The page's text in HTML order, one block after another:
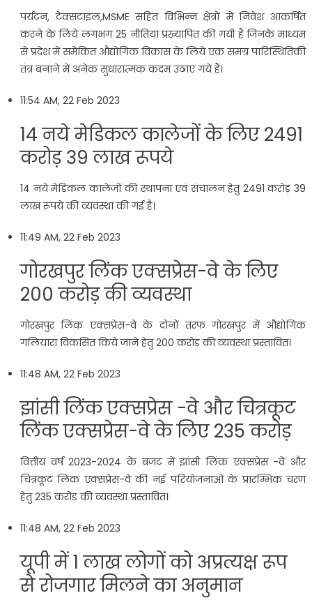
पर्यटन, टेक्सटाइल,MSME सहित विभिन्न क्षेत्रों में निवेश आकर्षित
करने के लिये लगभग 25 नीतियां प्रख्यापित की गयी हैं जिनके माध्यम
से प्रदेश में समेकित औद्योगिक विकास के लिये एक समग्र पारिस्थितिकी
तंत्र बनाने में अनेक सुधारात्मक कदम उठाए गये हैं।
11:54 AM, 22 Feb 2023
14 नये मेडिकल कालेजों के ल‍िए 2491
करोड़ 39 लाख रूपये
14 नये मेडिकल कालेजों की स्थापना एवं संचालन हेतु 2491 करोड़ 39
लाख रूपये की व्यवस्था की गई है।
11:49 AM, 22 Feb 2023
गोरखपुर लिंक एक्सप्रेस-वे के ल‍िए
200 करोड़ की व्यवस्था
गोरखपुर लिंक एक्सप्रेस-वे के दोनों तरफ गोरखपुर में औद्योगिक
गलियारा विकसित किये जाने हेतु 200 करोड़ की व्यवस्था प्रस्तावित।
11:48 AM, 22 Feb 2023
झांसी लिंक एक्सप्रेस -वे और चित्रकूट
लिंक एक्सप्रेस-वे के ल‍िए 235 करोड़
वित्तीय वर्ष 2023-2024 के बजट में झांसी लिंक एक्सप्रेस -वे और
चित्रकूट लिंक एक्सप्रेस-वे की नई परियोजनाओं के प्रारम्भिक चरण
हेतु 235 करोड़ की व्यवस्था प्रस्तावित।
11:48 AM, 22 Feb 2023
यूपी में 1 लाख लोगों को अप्रत्यक्ष रूप
से रोजगार मिलने का अनुमान